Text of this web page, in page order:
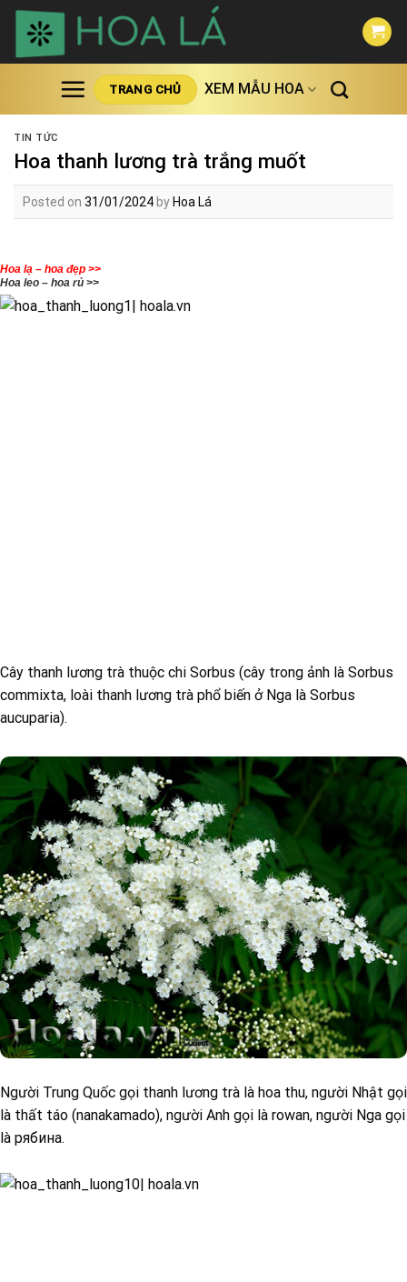
Skip
content
TRANG CHỦ XEM MẪU HOA
TIN TỨC
Hoa thanh lương trà trắng muốt
Posted on 31/01/2024 by Hoa Lá
Hoa lạ – hoa đẹp >>
Hoa leo – hoa rủ >>
Cây thanh lương trà thuộc chi Sorbus (cây trong ảnh là Sorbus
commixta, loài thanh lương trà phổ biến ở Nga là Sorbus
aucuparia).
Người Trung Quốc gọi thanh lương trà là hoa thu, người Nhật gọi
là thất táo (nanakamado), người Anh gọi là rowan, người Nga gọi
là рябина.